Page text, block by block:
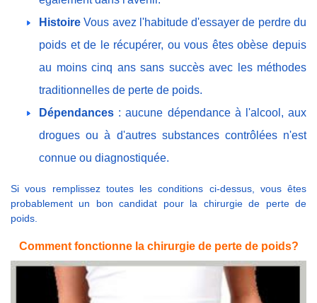
HistoireVous avez l'habitude d'essayer de perdre du
poids et de le récupérer, ou vous êtes obèse depuis
au moins cinq ans sans succès avec les méthodes
traditionnelles de perte de poids.
Dépendances : aucune dépendance à l'alcool, aux
drogues ou à d'autres substances contrôlées n'est
connue ou diagnostiquée.
Si vous remplissez toutes les conditions ci-dessus, vous êtes
probablement un bon candidat pour la chirurgie de perte de
poids.
Comment fonctionne la chirurgie de perte de poids?